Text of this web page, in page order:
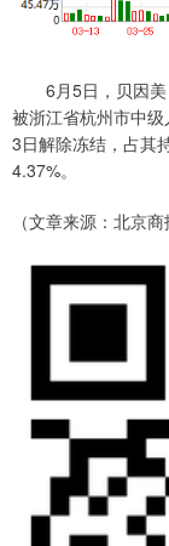
6月5日，贝因美
被浙江省杭州市中
3日解除冻结，占其
4.37%。
（文章来源：北京